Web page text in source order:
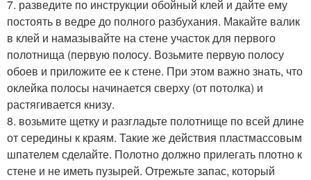
7. разведите по инструкции обойный клей и дайте ему
постоять в ведре до полного разбухания. Макайте валик
в клей и намазывайте на стене участок для первого
полотнища (первую полосу. Возьмите первую полосу
обоев и приложите ее к стене. При этом важно знать, что
оклейка полосы начинается сверху (от потолка) и
растягивается книзу.
8. возьмите щетку и разгладьте полотнище по всей длине
от середины к краям. Такие же действия пластмассовым
шпателем сделайте. Полотно должно прилегать плотно к
стене и не иметь пузырей. Отрежьте запас, который